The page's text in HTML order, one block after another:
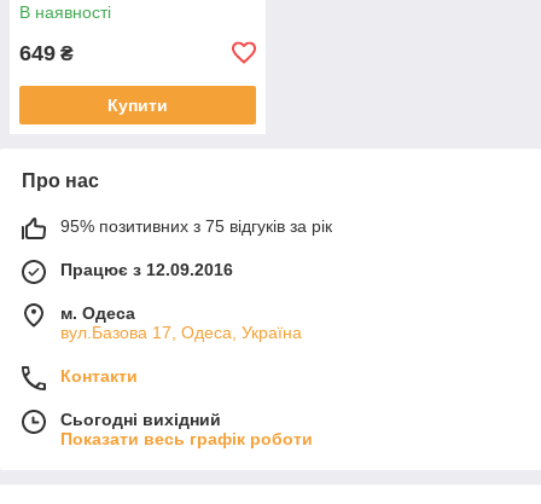
В наявності
649 ₴
Купити
Про нас
95% позитивних з 75 відгуків за рік
Працює з 12.09.2016
м. Одеса
вул.Базова 17, Одеса, Україна
Контакти
Сьогодні вихідний
Показати весь графік роботи